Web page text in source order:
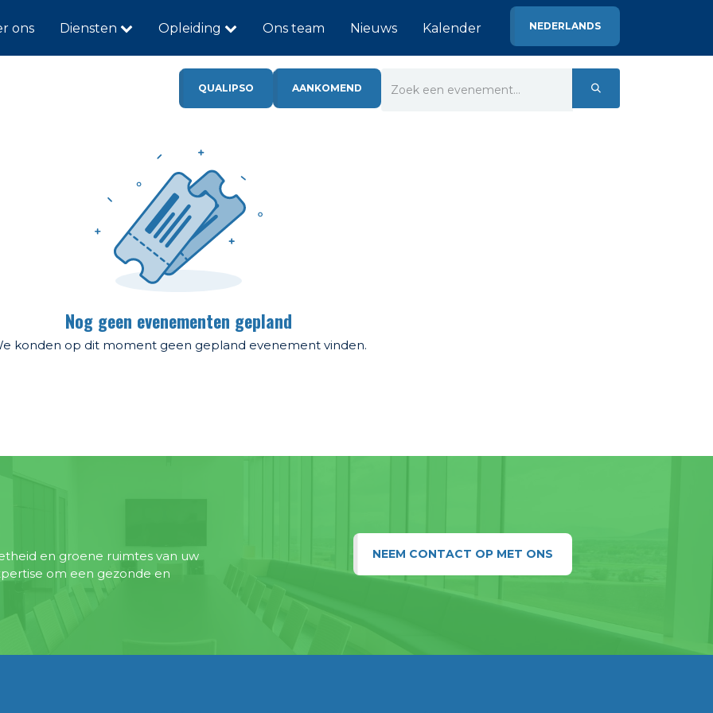
ons Diensten Opleiding Ons team Nieuws Kalender NEDERLANDS
QUALIPSO AANKOMEND
Nog geen evenementen gepland
konden op dit moment geen gepland evenement vinden.
en groene ruimtes van uw
om een gezonde en
NEEM CONTACT OP MET ONS